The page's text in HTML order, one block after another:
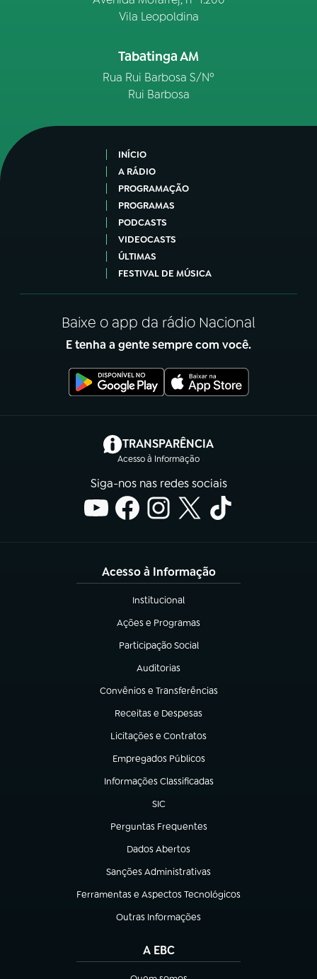
Vila Leopoldina
Tabatinga AM
Rua Rui Barbosa S/Nº
Rui Barbosa
INÍCIO
A RÁDIO
PROGRAMAÇÃO
PROGRAMAS
PODCASTS
VIDEOCASTS
ÚLTIMAS
FESTIVAL DE MÚSICA
Baixe o app da rádio Nacional
E tenha a gente sempre com você.
TRANSPARÊNCIA
Acesso à Informação
(abre em nova aba)
Siga-nos nas redes sociais
Acesso à Informação
Institucional
(abre em nova aba)
Ações e Programas
(abre em nova aba)
Participação Social
(abre em nova aba)
Auditorias
(abre em nova aba)
Convênios e Transferências
(abre em nova aba)
Receitas e Despesas
(abre em nova aba)
Licitações e Contratos
(abre em nova aba)
Empregados Públicos
(abre em nova aba)
Informações Classificadas
(abre em nova aba)
SIC
(abre em nova aba)
Perguntas Frequentes
(abre em nova aba)
Dados Abertos
(abre em nova aba)
Sanções Administrativas
(abre em nova aba)
Ferramentas e Aspectos Tecnológicos
(abre em nova aba)
Outras Informações
(abre em nova aba)
A EBC